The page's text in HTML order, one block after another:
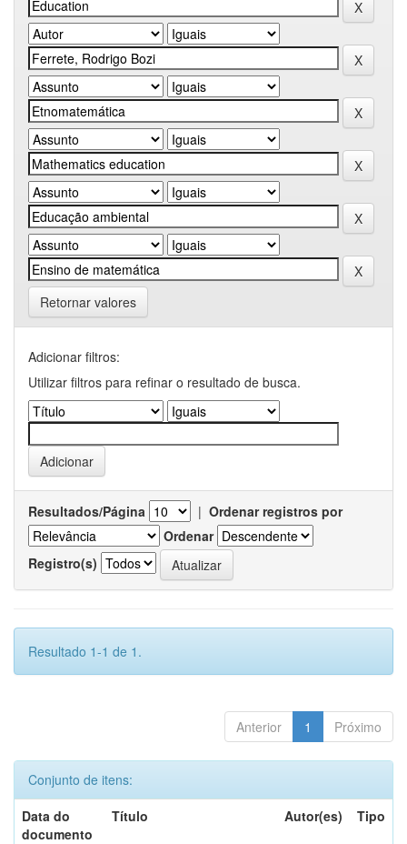
Retornar valores
Adicionar filtros:
Utilizar filtros para refinar o resultado de busca.
Resultados/Página | Ordenar registros por
Ordenar
Registro(s)
Resultado 1-1 de 1.
Anterior 1 Próximo
Conjunto de itens:
Data do
documento
Título Autor(es) Tipo